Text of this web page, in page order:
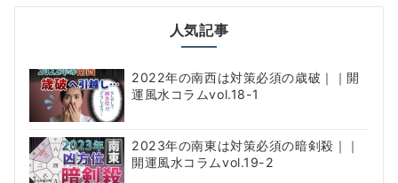
人気記事
2022年の南西は対策必須の歳破｜｜開
運風水コラムvol.18-1
2023年の南東は対策必須の暗剣殺｜｜
開運風水コラムvol.19-2